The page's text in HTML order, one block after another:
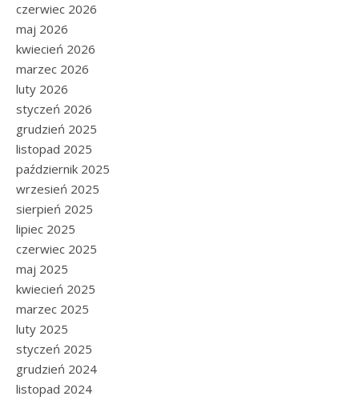
czerwiec 2026
maj 2026
kwiecień 2026
marzec 2026
luty 2026
styczeń 2026
grudzień 2025
listopad 2025
październik 2025
wrzesień 2025
sierpień 2025
lipiec 2025
czerwiec 2025
maj 2025
kwiecień 2025
marzec 2025
luty 2025
styczeń 2025
grudzień 2024
listopad 2024